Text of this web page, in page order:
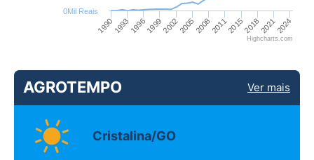
1990 1996 2002 2008 2015 2021
1993 1999 2005 2011 2018 2024
0Mil Reais
Highcharts.com
AGROTEMPO Ver mais
Cristalina/GO